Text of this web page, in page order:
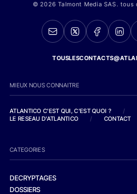
© 2026 Talmont Media SAS. tous
MIEUX NOUS CONNAITRE
ATLANTICO C'EST QUI, C'EST QUOI ?
/
LE RESEAU D'ATLANTICO
/ CONTACT
CATEGORIES
DECRYPTAGES
DOSSIERS